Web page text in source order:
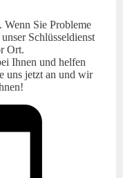
Wenn Sie Probleme
Schlüsseldienst
Ort.
Ihnen und helfen
uns jetzt an und wir